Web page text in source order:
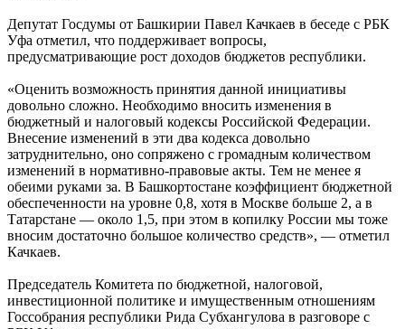
Депутат Госдумы от Башкирии Павел Качкаев в беседе с РБК
Уфа отметил, что поддерживает вопросы,
предусматривающие рост доходов бюджетов республики.
«Оценить возможность принятия данной инициативы
довольно сложно. Необходимо вносить изменения в
бюджетный и налоговый кодексы Российской Федерации.
Внесение изменений в эти два кодекса довольно
затруднительно, оно сопряжено с громадным количеством
изменений в нормативно-правовые акты. Тем не менее я
обеими руками за. В Башкортостане коэффициент бюджетной
обеспеченности на уровне 0,8, хотя в Москве больше 2, а в
Татарстане — около 1,5, при этом в копилку России мы тоже
вносим достаточно большое количество средств», — отметил
Качкаев.
Председатель Комитета по бюджетной, налоговой,
инвестиционной политике и имущественным отношениям
Госсобрания республики Рида Субхангулова в разговоре с